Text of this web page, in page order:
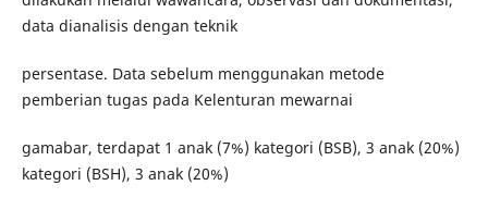
data dianalisis dengan teknik
persentase. Data sebelum menggunakan metode
pemberian tugas pada Kelenturan mewarnai
gamabar, terdapat 1 anak (7%) kategori (BSB), 3 anak (20%)
kategori (BSH), 3 anak (20%)